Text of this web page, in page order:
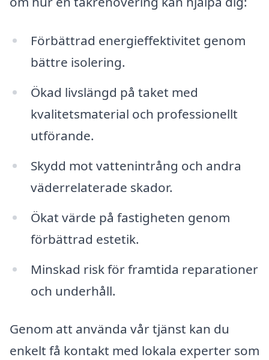
Förbättrad energieffektivitet genom
bättre isolering.
Ökad livslängd på taket med
kvalitetsmaterial och professionellt
utförande.
Skydd mot vattenintrång och andra
väderrelaterade skador.
Ökat värde på fastigheten genom
förbättrad estetik.
Minskad risk för framtida reparationer
och underhåll.
Genom att använda vår tjänst kan du
enkelt få kontakt med lokala experter som